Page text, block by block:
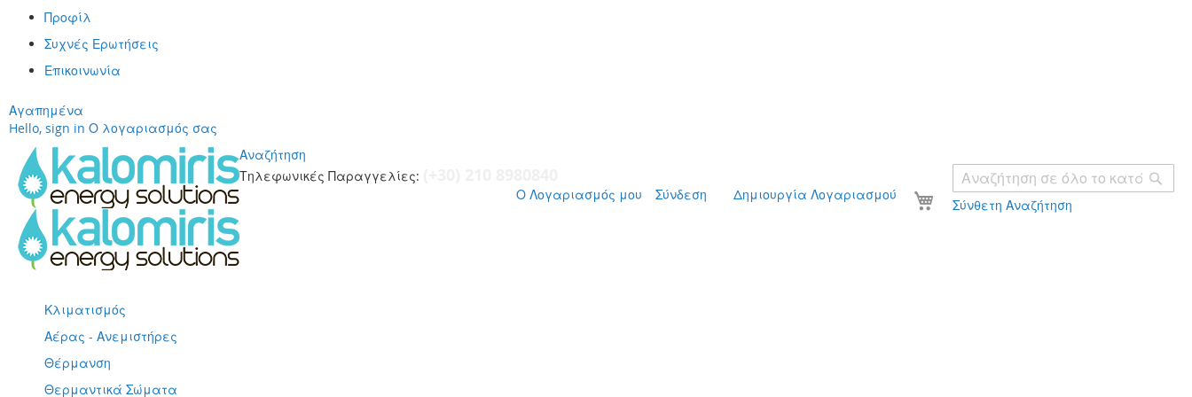
Προφίλ
Συχνές Ερωτήσεις
Επικοινωνία
Αγαπημένα
Hello, sign in Ο λογαριασμός σας
Αναζήτηση
Σύνθετη Αναζήτηση
Τηλεφωνικές Παραγγελίες:
Το καλάθι σας
Ο Λογαριασμός μου Σύνδεση Δημιουργία Λογαριασμού
περιεχόμενο
Κλιματισμός
Αέρας - Ανεμιστήρες
Θέρμανση
Θερμαντικά Σώματα